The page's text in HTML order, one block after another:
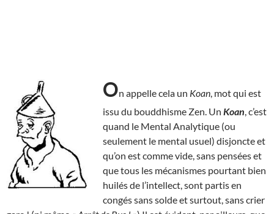
On appelle cela un Koan , mot qui est
issu du bouddhisme Zen. Un Koan , c’est
quand le Mental Analytique (ou
seulement le mental usuel) disjoncte et
qu’on est comme vide, sans pensées et
que tous les mécanismes pourtant bien
huilés de l’intellect, sont partis en
congés sans solde et surtout, sans crier